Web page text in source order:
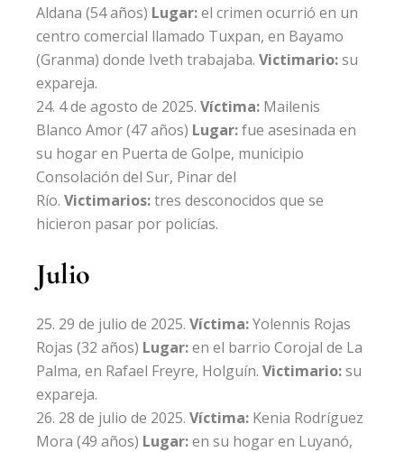
Aldana (54 años) Lugar:el crimen ocurrió en un
centro comercial llamado Tuxpan, en Bayamo
(Granma) donde Iveth trabajaba.Victimario:su
expareja.
4 de agosto de 2025.Víctima: Mailenis
Blanco Amor(47 años) Lugar:fue asesinada en
su hogar en Puerta de Golpe, municipio
Consolación del Sur, Pinar del
Río.Victimarios:tres desconocidos que se
hicieron pasar por policías.
Julio
29 de julio de 2025.Víctima:Yolennis Rojas
Rojas (32 años) Lugar:en el barrio Corojal de La
Palma, en Rafael Freyre, Holguín.Victimario:su
expareja.
28 de julio de 2025.Víctima: Kenia Rodríguez
Mora (49 años) Lugar:en su hogar en Luyanó,